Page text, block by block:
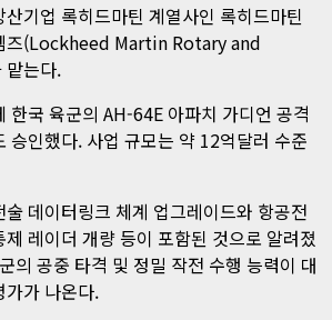
기업 록히드마틴 계열사인 록히드마틴
즈(Lockheed Martin Rotary and
는다.
한국 육군의 AH-64E 아파치 가디언 공격
승인했다. 사업 규모는 약 12억달러 수준
데이터링크 체계 업그레이드와 항공전
레이더 개량 등이 포함된 것으로 알려졌
의 공중 타격 및 정밀 작전 수행 능력이 대
가가 나온다.